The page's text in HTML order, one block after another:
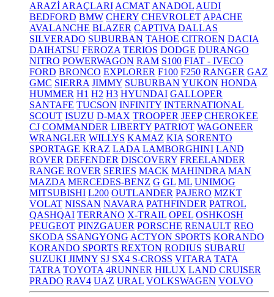
ARAZİ ARAÇLARI ACMAT ANADOL AUDI
BEDFORD BMW CHERY CHEVROLET APACHE
AVALANCHE BLAZER CAPTIVA DALLAS
SILVERADO SUBURBAN TAHOE CITROEN DACIA
DAIHATSU FEROZA TERIOS DODGE DURANGO
NITRO POWERWAGON RAM S100 FIAT - IVECO
FORD BRONCO EXPLORER F100 F250 RANGER GAZ
GMC SIERRA JIMMY SUBURBAN YUKON HONDA
HUMMER H1 H2 H3 HYUNDAI GALLOPER
SANTAFE TUCSON INFINITY INTERNATIONAL
SCOUT ISUZU D-MAX TROOPER JEEP CHEROKEE
CJ COMMANDER LIBERTY PATRIOT WAGONEER
WRANGLER WILLYS KAMAZ KIA SORENTO
SPORTAGE KRAZ LADA LAMBORGHINI LAND
ROVER DEFENDER DISCOVERY FREELANDER
RANGE ROVER SERIES MACK MAHINDRA MAN
MAZDA MERCEDES-BENZ G GL ML UNIMOG
MITSUBISHI L200 OUTLANDER PAJERO MZKT
VOLAT NISSAN NAVARA PATHFINDER PATROL
QASHQAI TERRANO X-TRAIL OPEL OSHKOSH
PEUGEOT PINZGAUER PORSCHE RENAULT REO
SKODA SSANGYONG ACTYON SPORTS KORANDO
KORANDO SPORTS REXTON RODIUS SUBARU
SUZUKI JIMNY SJ SX4 S-CROSS VITARA TATA
TATRA TOYOTA 4RUNNER HILUX LAND CRUISER
PRADO RAV4 UAZ URAL VOLKSWAGEN VOLVO